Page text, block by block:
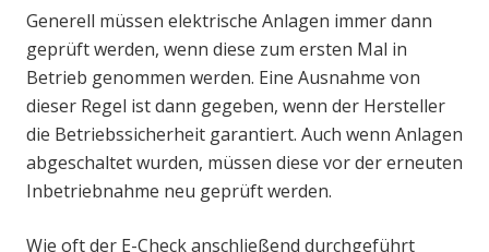
Generell müssen elektrische Anlagen immer dann
geprüft werden, wenn diese zum ersten Mal in
Betrieb genommen werden. Eine Ausnahme von
dieser Regel ist dann gegeben, wenn der Hersteller
die Betriebssicherheit garantiert. Auch wenn Anlagen
abgeschaltet wurden, müssen diese vor der erneuten
Inbetriebnahme neu geprüft werden.
Wie oft der E-Check anschließend durchgeführt